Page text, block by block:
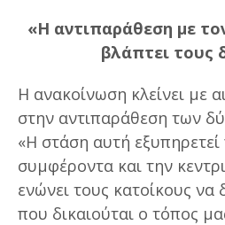
«Η αντιπαράθεση με
βλάπτει τους
Η ανακοίνωση κλείνει με
στην αντιπαράθεση των
«Η στάση αυτή
συμφέροντα και την
ενώνει τους κατοίκους να
που δικαιούται ο τόπος